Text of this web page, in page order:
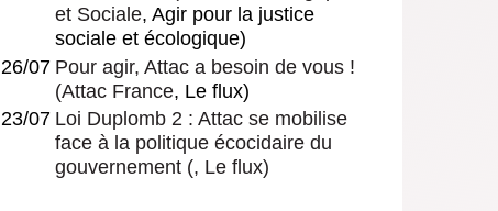
et Sociale, Agir pour la justice
sociale et écologique)
26/07 Pour agir, Attac a besoin de vous !
(Attac France, Le flux)
23/07 Loi Duplomb 2 : Attac se mobilise
face à la politique écocidaire du
gouvernement (, Le flux)